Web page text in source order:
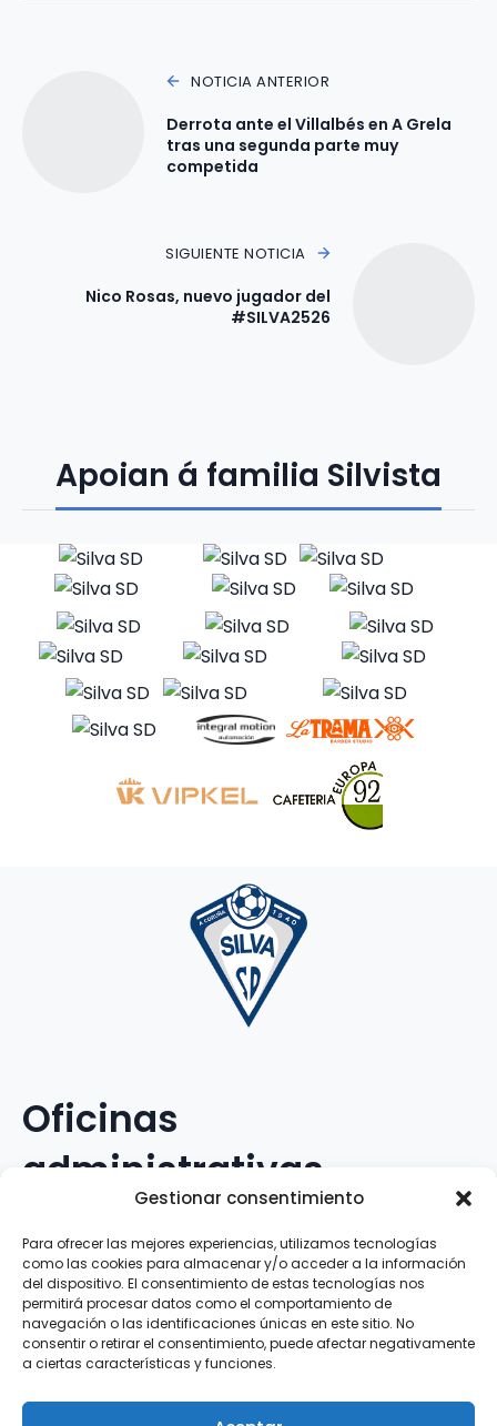
Gestionar consentimiento
Para ofrecer las mejores experiencias, utilizamos tecnologías
como las cookies para almacenar y/o acceder a la información
del dispositivo. El consentimiento de estas tecnologías nos
permitirá procesar datos como el comportamiento de
navegación o las identificaciones únicas en este sitio. No
consentir o retirar el consentimiento, puede afectar negativamente
a ciertas características y funciones.
NOTICIA ANTERIOR
Derrota ante el Villalbés en A Grela
tras una segunda parte muy
competida
SIGUIENTE NOTICIA
Nico Rosas, nuevo jugador del
#SILVA2526
Apoian á familia Silvista
Oficinas
administrativas
Avenida Galileo Galilei, 12
15.008 · A Coruña · España
Teléfono:881.069.303
WhatsApp:616.897.466